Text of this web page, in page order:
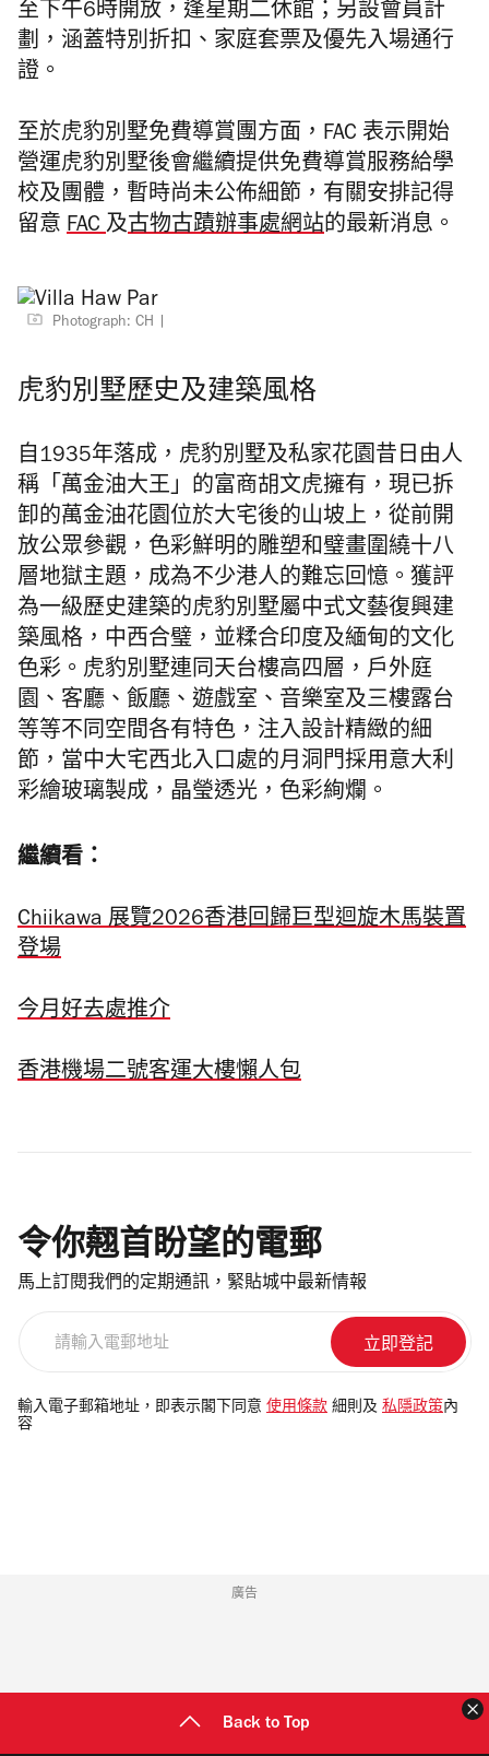
至下午6時開放，逢星期二休館；另設會員計
劃，涵蓋特別折扣、家庭套票及優先入場通行
證。
至於虎豹別墅免費導賞團方面，FAC 表示開始
營運虎豹別墅後會繼續提供免費導賞服務給學
校及團體，暫時尚未公佈細節，有關安排記得
留意 FAC及古物古蹟辦事處網站的最新消息。
Photograph: CH
虎豹別墅歷史及建築風格
自1935年落成，虎豹別墅及私家花園昔日由人
稱「萬金油大王」的富商胡文虎擁有，現已拆
卸的萬金油花園位於大宅後的山坡上，從前開
放公眾參觀，色彩鮮明的雕塑和璧畫圍繞十八
層地獄主題，成為不少港人的難忘回憶。獲評
為一級歷史建築的虎豹別墅屬中式文藝復興建
築風格，中西合璧，並糅合印度及緬甸的文化
色彩。虎豹別墅連同天台樓高四層，戶外庭
園、客廳、飯廳、遊戲室、音樂室及三樓露台
等等不同空間各有特色，注入設計精緻的細
節，當中大宅西北入口處的月洞門採用意大利
彩繪玻璃製成，晶瑩透光，色彩絢爛。
繼續看：
Chiikawa 展覽2026香港回歸巨型迴旋木馬裝置
登場
今月好去處推介
香港機場二號客運大樓懶人包
令你翹首盼望的電郵
馬上訂閱我們的定期通訊，緊貼城中最新情報
電
郵
輸入電子郵箱地址，即表示閣下同意 使用條款 細則及 私隱政策 內
容
廣告
Back to Top